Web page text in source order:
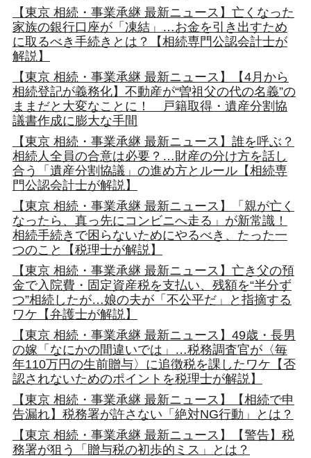
【東京 相続・事業承継 最新ニュース】亡くなった
家族の銀行口座が「凍結」…お金を引き出すため
に取るべき手続きとは？【相続専門公認会計士が
解説】
【東京 相続・事業承継 最新ニュース】【4月から
相続登記が義務化】不動産が“曽祖父の代の名義”の
ままだと大変なことに！ 戸籍取得・遺産分割協
議書作成に膨大な手間
【東京 相続・事業承継 最新ニュース】誰を呼ぶ？
相続人全員の合意は必要？…財産の分け方を話し
合う「遺産分割協議」の進め方とルール【相続専
門公認会計士が解説】
【東京 相続・事業承継 最新ニュース】「親が亡く
なったら、真っ先にコンビニへ走る」が新常識！
相続手続きで困らないためにやるべき、たった一
つのこと【税理士が解説】
【東京 相続・事業承継 最新ニュース】亡き父の預
金で入院費・固定資産税を支払い、残額を“半分ず
つ”相続したが…娘の夫が「不公平だ」と指摘する
ワケ【弁護士が解説】
【東京 相続・事業承継 最新ニュース】49歳・長男
の嫁「なにかの間違いでは」…税務調査官が〈毎
年110万円の生前贈与〉に追徴税を課したワケ【否
認されないためのポイントを税理士が解説】
【東京 相続・事業承継 最新ニュース】【相続で申
告漏れ】税務署が許さない「絶対NG行動」とは？
【東京 相続・事業承継 最新ニュース】【警告】税
務署が狙う「贈与税の初歩的ミス」とは？